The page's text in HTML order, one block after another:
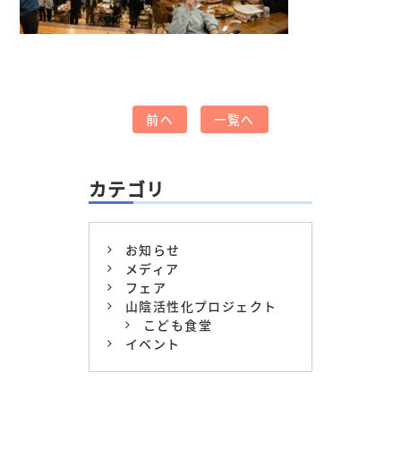
前へ 一覧へ
カテゴリ
お知らせ
メディア
フェア
山陰活性化プロジェクト
こども食堂
イベント